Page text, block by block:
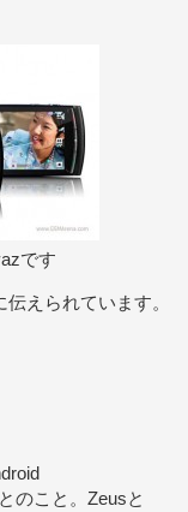
です
伝えられています。
のこと。Zeusと